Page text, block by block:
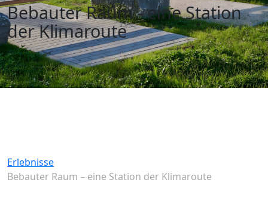
Bebauter Raum - eine Station
der Klimaroute
Erlebnisse
Bebauter Raum – eine Station der Klimaroute